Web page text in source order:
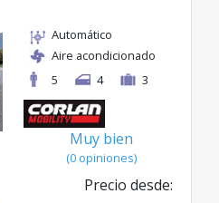
Automático
Aire acondicionado
5
4 3
Muy bien
(0 opiniones)
Precio desde: